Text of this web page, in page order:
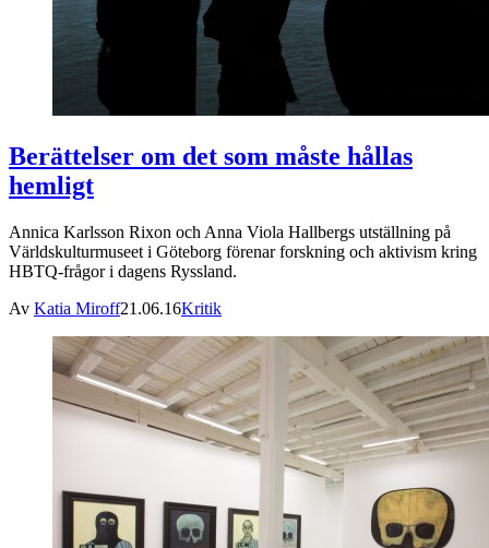
Berättelser om det som måste hållas
hemligt
Annica Karlsson Rixon och Anna Viola Hallbergs utställning på
Världskulturmuseet i Göteborg förenar forskning och aktivism kring
HBTQ-frågor i dagens Ryssland.
Av Katia Miroff21.06.16Kritik